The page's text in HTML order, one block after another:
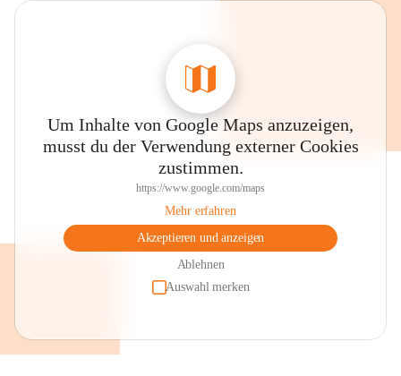
Um Inhalte von Google Maps anzuzeigen,
musst du der Verwendung externer Cookies
zustimmen.
https://www.google.com/maps
Mehr erfahren
Akzeptieren und anzeigen
Ablehnen
Auswahl merken